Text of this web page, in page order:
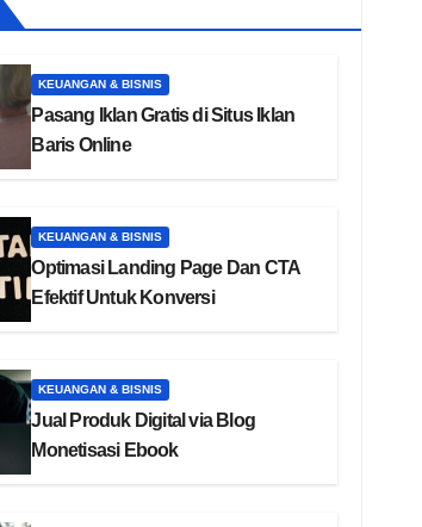
KEUANGAN & BISNIS
Pasang Iklan Gratis di Situs Iklan
Baris Online
KEUANGAN & BISNIS
Optimasi Landing Page Dan CTA
Efektif Untuk Konversi
KEUANGAN & BISNIS
Jual Produk Digital via Blog
Monetisasi Ebook